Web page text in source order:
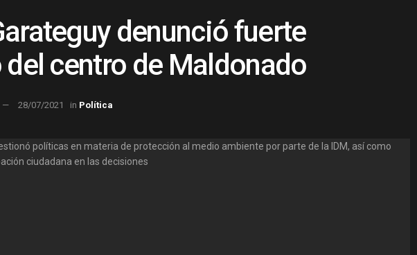
denunció fuerte
centro de Maldonado
28/07/2021 in Política